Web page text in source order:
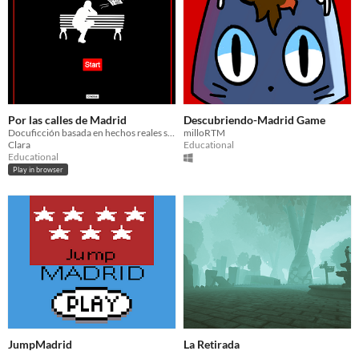
Por las calles de Madrid
Clara
Educational
Play in browser
Descubriendo-Madrid Game
milloRTM
Educational
JumpMadrid La Retirada